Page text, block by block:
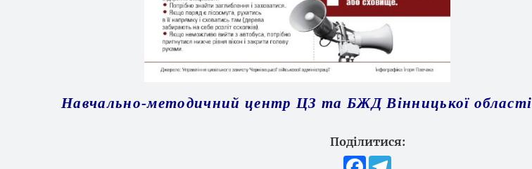
Навчально-методичний центр ЦЗ та БЖД Вінницької області
Поділитися:
Facebook